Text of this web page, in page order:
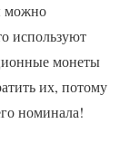
можно
используют
монеты
их, потому
номинала!